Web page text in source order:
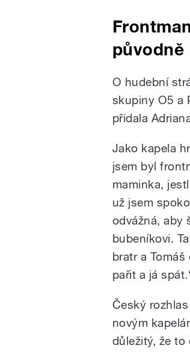
původně
O hudební
skupiny O5 a
přidala
Jako kapela
jsem byl
maminka,
už jsem
odvážná, aby
bubeníkovi.
bratr a
pařit a já
Český
novým
důležitý, že to